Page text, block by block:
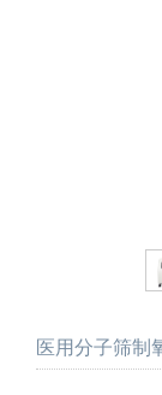
医用分子筛制